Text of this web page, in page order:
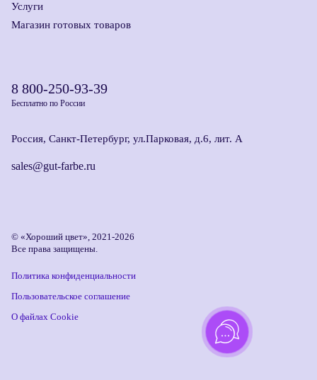
Услуги
Магазин готовых товаров
8 800-250-93-39
Бесплатно по России
Россия, Санкт-Петербург, ул.Парковая, д.6, лит. А
sales@gut-farbe.ru
© «Хороший цвет», 2021-2026
Все права защищены.
Политика конфиденциальности
Пользовательское соглашение
О файлах Cookie